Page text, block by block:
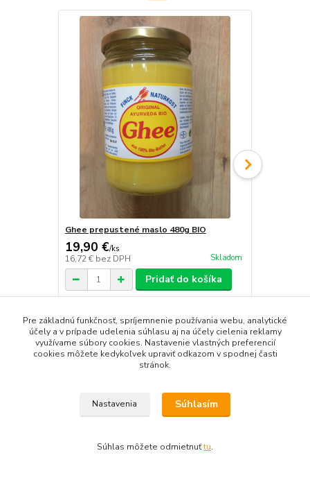
Ghee prepustené maslo 480g BIO
19,90 €/ks
16,72 € bez DPH Skladom
Pridať do košíka
Tovar zaradený v kategóriách
Pre základnú funkčnosť, spríjemnenie používania webu, analytické
účely a v prípade udelenia súhlasu aj na účely cielenia reklamy
využívame súbory cookies. Nastavenie vlastných preferencií
cookies môžete kedykoľvek upraviť odkazom v spodnej časti
stránok.
Nastavenia Súhlasím
Súhlas môžete odmietnuťtu.